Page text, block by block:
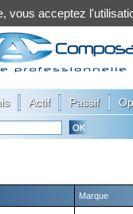
Actif Passif
Marque
vous acceptez